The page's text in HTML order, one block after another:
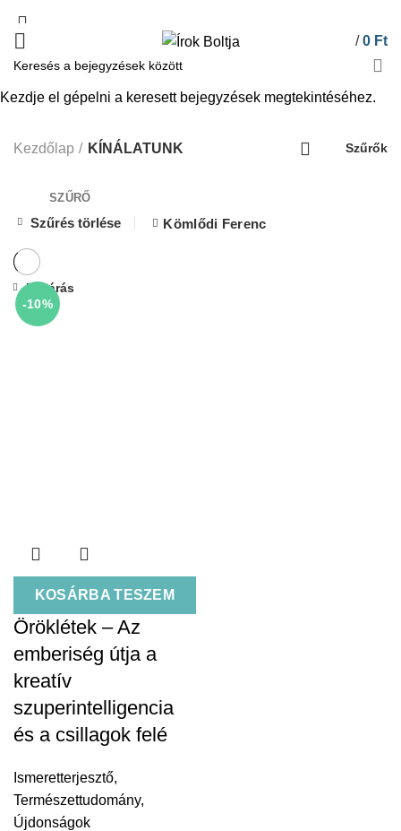
/ 0 Ft
KÍNÁLATUNK
Kezdőlap KÍNÁLATUNK Szűrők
SZŰRŐ
Szűrés törlése Kömlődi Ferenc
-10%
KOSÁRBA TESZEM
Bezárás
Öröklétek – Az
emberiség útja a
kreatív
szuperintelligencia
és a csillagok felé
Ismeretterjesztő,
Természettudomány,
Újdonságok
Kezdje el gépelni a keresett bejegyzések megtekintéséhez.